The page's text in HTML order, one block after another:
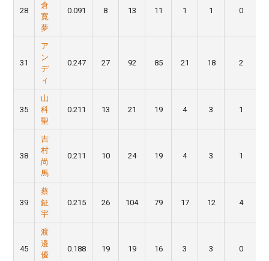
28
倉
寛
夢
0.091 8 13 11 1 1 0
31
ア
ン
デ
ィ
0.247 27 92 85 21 18 2
35
山
科
聖
0.211 13 21 19 4 3 1
38
吉
村
尚
馬
0.211 10 24 19 4 3 1
39
蔡
鉦
宇
0.215 26 104 79 17 12 4
45
渡
邉
優
0.188 19 19 16 3 3 0